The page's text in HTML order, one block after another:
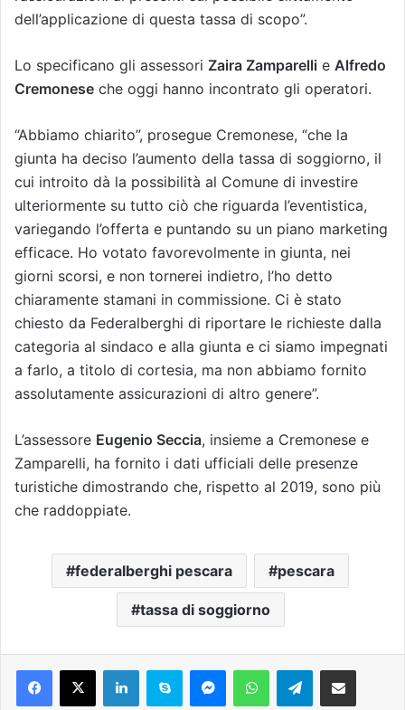
dell’applicazione di questa tassa di scopo”.
Lo specificano gli assessori Zaira Zamparelli e Alfredo
Cremonese che oggi hanno incontrato gli operatori.
“Abbiamo chiarito”, prosegue Cremonese, “che la
giunta ha deciso l’aumento della tassa di soggiorno, il
cui introito dà la possibilità al Comune di investire
ulteriormente su tutto ciò che riguarda l’eventistica,
variegando l’offerta e puntando su un piano marketing
efficace. Ho votato favorevolmente in giunta, nei
giorni scorsi, e non tornerei indietro, l’ho detto
chiaramente stamani in commissione. Ci è stato
chiesto da Federalberghi di riportare le richieste dalla
categoria al sindaco e alla giunta e ci siamo impegnati
a farlo, a titolo di cortesia, ma non abbiamo fornito
assolutamente assicurazioni di altro genere”.
L’assessore Eugenio Seccia, insieme a Cremonese e
Zamparelli, ha fornito i dati ufficiali delle presenze
turistiche dimostrando che, rispetto al 2019, sono più
che raddoppiate.
federalberghi pescara pescara
tassa di soggiorno
Telegram